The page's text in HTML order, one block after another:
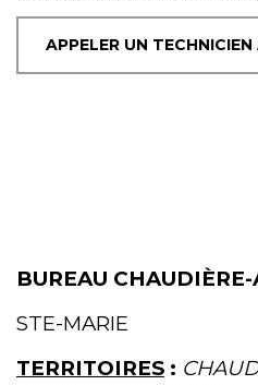
APPELER UN
BUREAU
STE-MARIE
TERRITOIRES :